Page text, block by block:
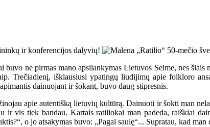
ne pirmas mano apsilankymas Lietuvos Seime, nes
Trečiadienį, išklausiusi ypatingų liudijimų apie folkloro
dainuojant ir šokant, buvo daug stipresnis.
apie autentišką lietuvių kultūrą. Dainuoti ir šokti man
vis tiek bandau. Kartais ratiliokai man padeda, raiškiai
o jo atsakymas buvo: „Pagal saulę“... Supratau, kad